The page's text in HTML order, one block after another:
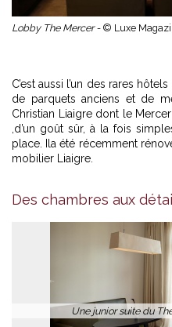
Lobby The Mercer - © Luxe
C’est aussi l’un des rares
de parquets anciens et de
Christian Liaigre dont le
,d’un goût sûr, à la fois
place. Ila été récemment
mobilier Liaigre.
Des chambres aux
Chambre du The